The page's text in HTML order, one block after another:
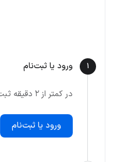
1 ورود یا ثبت‌نام
در کمتر از ۲ دقیقه ثبت‌نام و احراز هویت خود را تکمیل کنید.
ورود یا ثبت‌نام